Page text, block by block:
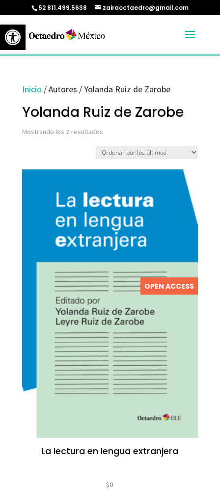
Abrir barra de herramientas
52 811.499.5638 zairaoctaedro@gmail.com
Inicio / Autores / Yolanda Ruiz de Zarobe
Yolanda Ruiz de Zarobe
Mostrando los 2 resultadosOrdenado
OPEN ACCESS
La lectura en lengua extranjera
$0